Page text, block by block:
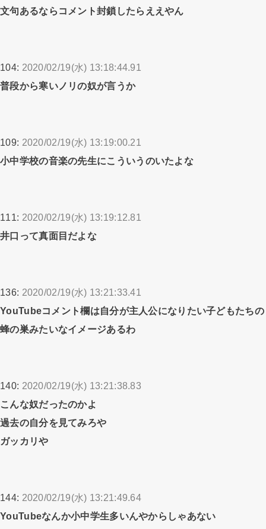
文句あるならコメント封鎖したらええやん
104: 2020/02/19(水) 13:18:44.91
普段から寒いノリの奴が言うか
109: 2020/02/19(水) 13:19:00.21
小中学校の音楽の先生にこういうのいたよな
111: 2020/02/19(水) 13:19:12.81
井口って真面目だよな
136: 2020/02/19(水) 13:21:33.41
YouTubeコメント欄は自分が主人公になりたい子どもたちの
蜂の巣みたいなイメージあるわ
140: 2020/02/19(水) 13:21:38.83
こんな奴だったのかよ
過去の自分を見てみろや
ガッカリや
144: 2020/02/19(水) 13:21:49.64
YouTubeなんか小中学生多いんやからしゃあない